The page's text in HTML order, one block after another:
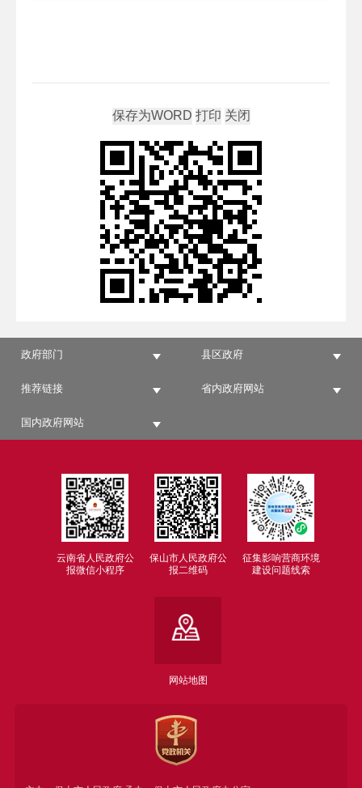
政府部门 县区政府
推荐链接 省内政府网站
国内政府网站
云南省人民政府公
报微信小程序
保山市人民政府公
报二维码
征集影响营商环境
建设问题线索
网站地图